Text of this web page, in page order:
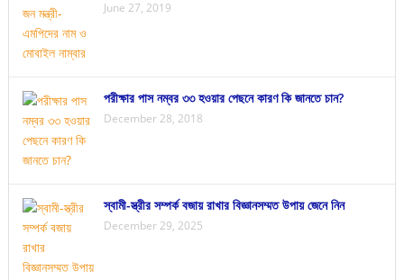
June 27, 2019
পরীক্ষার পাস নম্বর ৩৩ হওয়ার পেছনে কারণ কি জানতে চান?
December 28, 2018
স্বামী-স্ত্রীর সম্পর্ক বজায় রাখার বিজ্ঞানসম্মত উপায় জেনে নিন
December 29, 2025